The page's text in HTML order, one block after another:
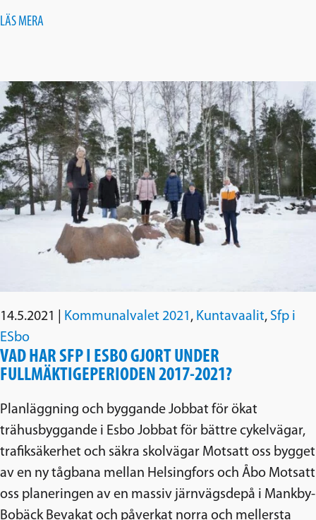
LÄS MERA
14.5.2021 Kommunalvalet 2021 , Kuntavaalit, Sfp i
ESbo
VAD HAR SFP I ESBO GJORT UNDER
FULLMÄKTIGEPERIODEN 2017-2021?
Planläggning och byggande Jobbat för ökat
trähusbyggande i Esbo Jobbat för bättre cykelvägar,
trafiksäkerhet och säkra skolvägar Motsatt oss bygget
av en ny tågbana mellan Helsingfors och Åbo Motsatt
oss planeringen av en massiv järnvägsdepå i Mankby-
Bobäck Bevakat och påverkat norra och mellersta